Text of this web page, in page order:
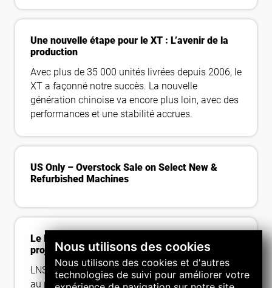
Nous utilisons des cookies
Nous utilisons des cookies et d'autres
technologies de suivi pour améliorer votre
Une nouvelle étape pour le XT : L’avenir de la
production
Avec plus de 35 000 unités livrées depuis 2006, le
XT a façonné notre succès. La nouvelle
génération chinoise va encore plus loin, avec des
performances et une stabilité accrues.
US Only – Overstock Sale on Select New &
Refurbished Machines
Le LNS Suisse accueille les participants au
projet XR5.0
LNS Suisse a récemment accueilli les participants
au projet XR5.0, présentant les technologies XR